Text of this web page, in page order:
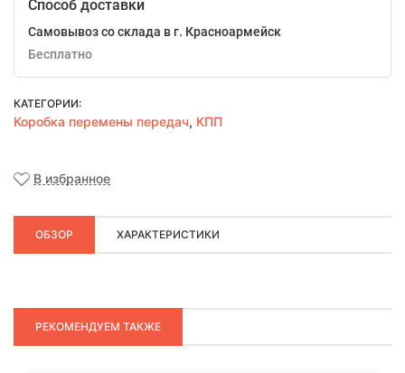
Способ доставки
Самовывоз со склада в г. Красноармейск
Бесплатно
КАТЕГОРИИ:
Коробка перемены передач, КПП
В избранное
ОБЗОР ХАРАКТЕРИСТИКИ
РЕКОМЕНДУЕМ ТАКЖЕ